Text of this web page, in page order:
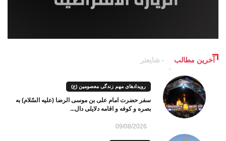
آخرین مطالب شایعتر
رویدادهای مهم زندگی معصومین (ع)
سفر حضرت امام علی بن موسی الرضا (علیه السّلام) به
بصره و کوفه و اقامه دلایلی دال...
09/08/2026